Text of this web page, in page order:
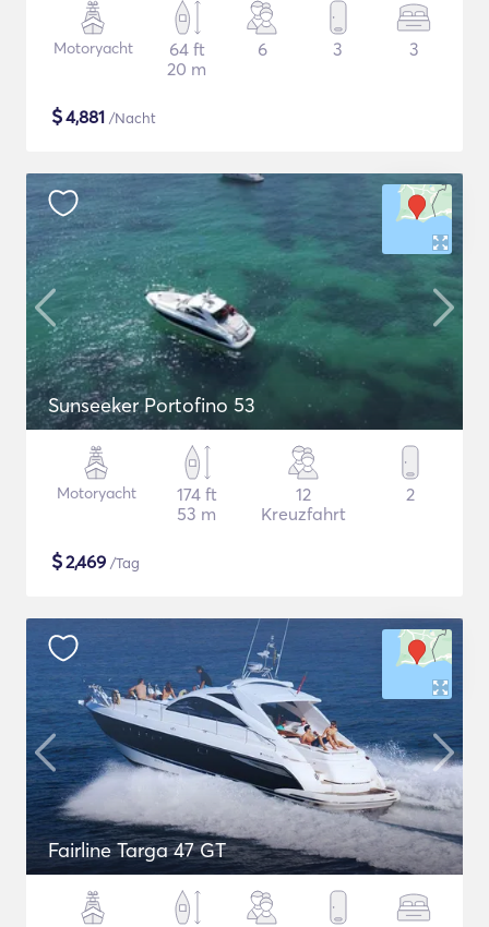
Motoryacht
64 ft
20 m
6 3 3
$4,881 /Nacht
Sunseeker Portofino 53
Motoryacht
174 ft
53 m
12
Kreuzfahrt
2
$2,469 /Tag
Fairline Targa 47 GT